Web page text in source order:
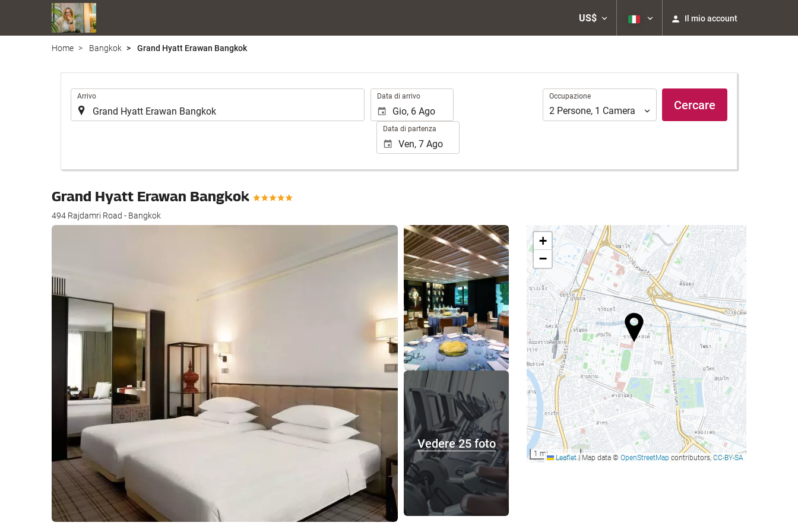
US$ Il mio account
Home Bangkok Grand Hyatt Erawan Bangkok
Arrivo Data di arrivo
Data di partenza
Occupazione
Occupazione
2 Persone, 1 Camera Cercare
Grand Hyatt Erawan Bangkok
494 Rajdamri Road - Bangkok
Vedere 25 foto
Vedere 25 foto
+
−
1 mi Leaflet |Map data © OpenStreetMap contributors,CC-BY-SA